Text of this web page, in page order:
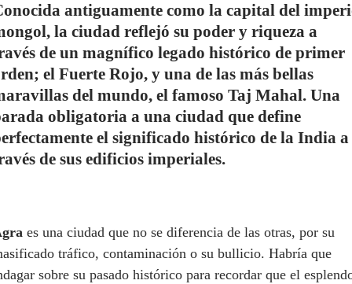
antiguamente como la capital del
la ciudad reflejó su poder y riqueza a
de un magnífico legado histórico de primer
el Fuerte Rojo, y una de las más bellas
del mundo, el famoso Taj Mahal. Una
obligatoria a una ciudad que define
el significado histórico de la India a
de sus edificios imperiales.
es una ciudad que no se diferencia de las otras, por su
tráfico, contaminación o su bullicio. Habría que
sobre su pasado histórico para recordar que el